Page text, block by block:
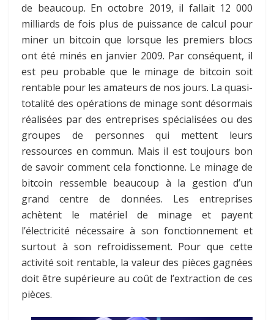
de beaucoup. En octobre 2019, il fallait 12 000
milliards de fois plus de puissance de calcul pour
miner un bitcoin que lorsque les premiers blocs
ont été minés en janvier 2009. Par conséquent, il
est peu probable que le minage de bitcoin soit
rentable pour les amateurs de nos jours. La quasi-
totalité des opérations de minage sont désormais
réalisées par des entreprises spécialisées ou des
groupes de personnes qui mettent leurs
ressources en commun. Mais il est toujours bon
de savoir comment cela fonctionne. Le minage de
bitcoin ressemble beaucoup à la gestion d’un
grand centre de données. Les entreprises
achètent le matériel de minage et payent
l’électricité nécessaire à son fonctionnement et
surtout à son refroidissement. Pour que cette
activité soit rentable, la valeur des pièces gagnées
doit être supérieure au coût de l’extraction de ces
pièces.